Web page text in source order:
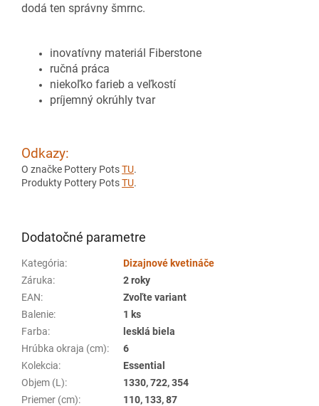
dodá ten správny šmrnc.
inovatívny materiál Fiberstone
ručná práca
niekoľko farieb a veľkostí
príjemný okrúhly tvar
Odkazy:
O značke Pottery PotsTU.
Produkty Pottery PotsTU.
Dodatočné parametre
Kategória:
Dizajnové kvetináče
Záruka:
2 roky
EAN:
Zvoľte variant
Balenie:
1 ks
Farba:
lesklá biela
Hrúbka okraja (cm):
6
Kolekcia:
Essential
Objem (L):
1330, 722, 354
Priemer (cm):
110, 133, 87